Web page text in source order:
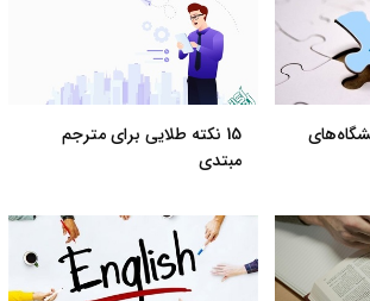
15 نکته طلایی برای مترجم
مبتدی